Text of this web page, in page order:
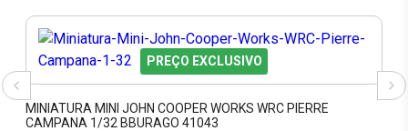
PREÇO EXCLUSIVO
MINIATURA MINI JOHN COOPER WORKS WRC PIERRE
CAMPANA 1/32 BBURAGO 41043